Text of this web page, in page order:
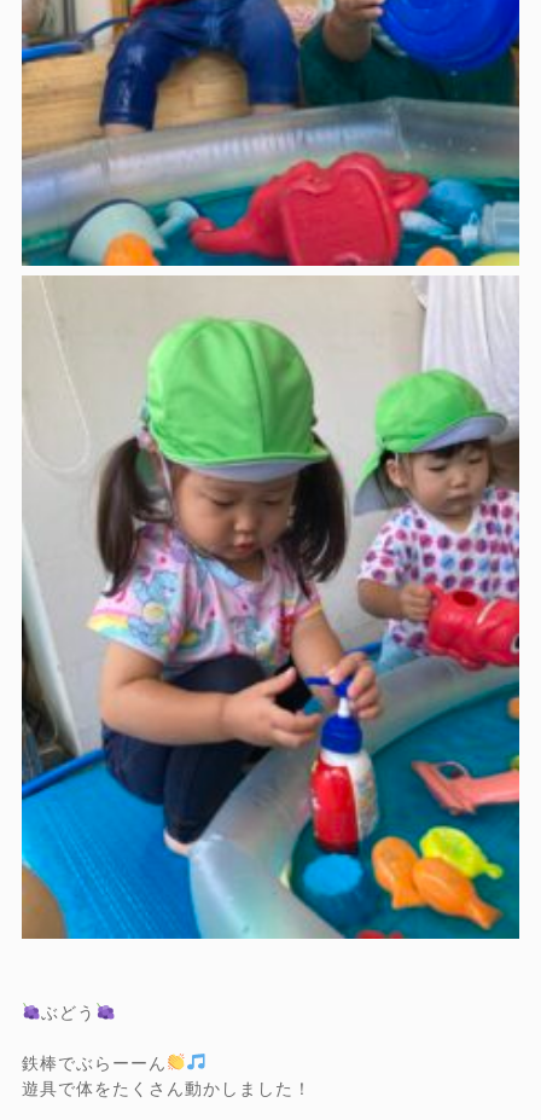
ぶどう
鉄棒でぶらーーん
遊具で体をたくさん動かしました！